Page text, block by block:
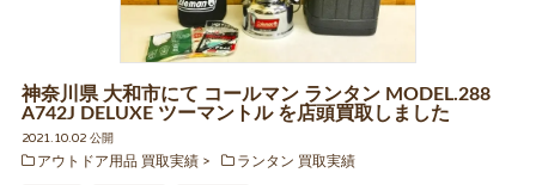
神奈川県 大和市にて コールマン ランタン MODEL.288
A742J DELUXE ツーマントル を店頭買取しました
2021.10.02 公開
アウトドア用品 買取実績
ランタン 買取実績